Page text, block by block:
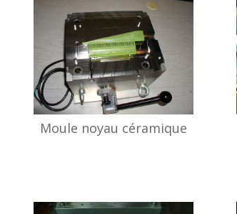
Moule noyau céramique